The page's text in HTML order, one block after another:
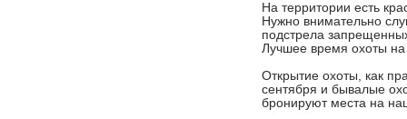
На территории есть
Нужно внимательно
подстрела
Лучшее время охоты на
Открытие охоты, как
сентября и бывалые
бронируют места на